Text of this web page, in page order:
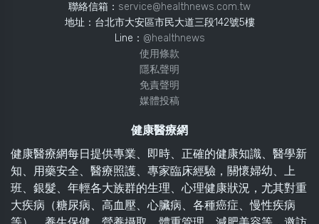
聯絡信箱： service@healthnews.com.tw
地址：台北市大安區市民大道三段142號5樓
Line： @healthnews
使用條款
隱私聲明
免責聲明
媒體投稿
健康醫療網
健康醫療網每日提供專業、即時、正確的健康知識、醫學新
知、用藥安全、醫療照護、專家臨床經驗，關懷婦幼、上
班、銀髮、年輕各大族群的生理、心理健康狀況，尤其對重
大疾病（糖尿病、高血壓、心臟病、各種癌症、慢性疾病